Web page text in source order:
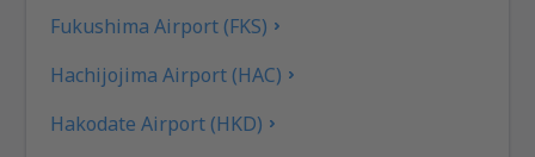
Fukushima Airport (FKS)
Hachijojima Airport (HAC)
Hakodate Airport (HKD)